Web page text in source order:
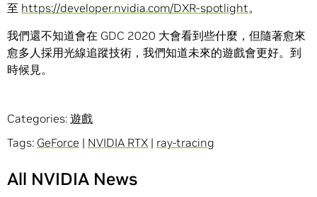
至 https://developer.nvidia.com/DXR-spotlight。
我們還不知道會在 GDC 2020 大會看到些什麼，但隨著愈來
愈多人採用光線追蹤技術，我們知道未來的遊戲會更好。到
時候見。
Categories: 遊戲
Tags: GeForce | NVIDIA RTX | ray-tracing
All NVIDIA News